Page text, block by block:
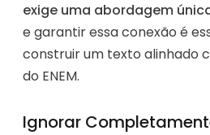
exige uma abordagem
e garantir essa conexão é
construir um texto alinhado
do ENEM.
Ignorar